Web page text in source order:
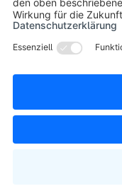
Hier werden alle
den Fehler verursacht